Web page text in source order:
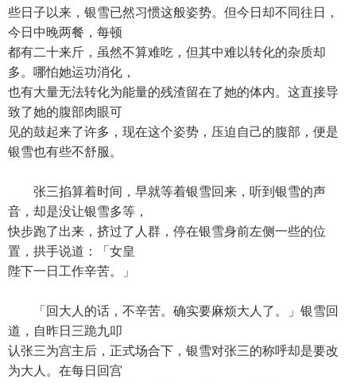
些日子以来，银雪已然习惯这般姿势。但今日却不同往日，
今日中晚两餐，每顿
都有二十来斤，虽然不算难吃，但其中难以转化的杂质却
多。哪怕她运功消化，
也有大量无法转化为能量的残渣留在了她的体内。这直接导
致了她的腹部肉眼可
见的鼓起来了许多，现在这个姿势，压迫自己的腹部，便是
银雪也有些不舒服。
张三掐算着时间，早就等着银雪回来，听到银雪的声
音，却是没让银雪多等，
快步跑了出来，挤过了人群，停在银雪身前左侧一些的位
置，拱手说道：「女皇
陛下一日工作辛苦。」
「回大人的话，不辛苦。确实要麻烦大人了。」银雪回
道，自昨日三跪九叩
认张三为宫主后，正式场合下，银雪对张三的称呼却是要改
为大人。在每日回宫